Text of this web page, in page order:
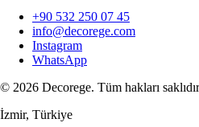
+90 532 250 07 45
info@decorege.com
Instagram
WhatsApp
© 2026 Decorege. Tüm hakları
İzmir, Türkiye